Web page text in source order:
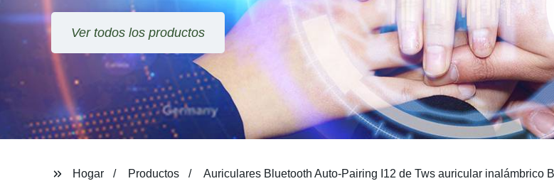
Hogar Productos Auriculares Bluetooth Auto-Pairing I12 de Tws auricular inalámbrico